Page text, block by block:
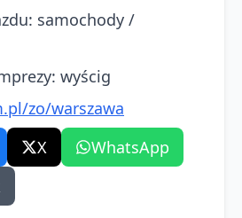
: samochody /
: wyścig
zo/warszawa
X
WhatsApp